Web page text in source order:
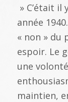
» C’était il
année
« non » du
espoir. Le
une
maintien,